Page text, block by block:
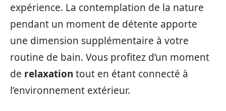
expérience. La contemplation de la nature
pendant un moment de détente apporte
une dimension supplémentaire à votre
routine de bain. Vous profitez d’un moment
de relaxation tout en étant connecté à
l’environnement extérieur.